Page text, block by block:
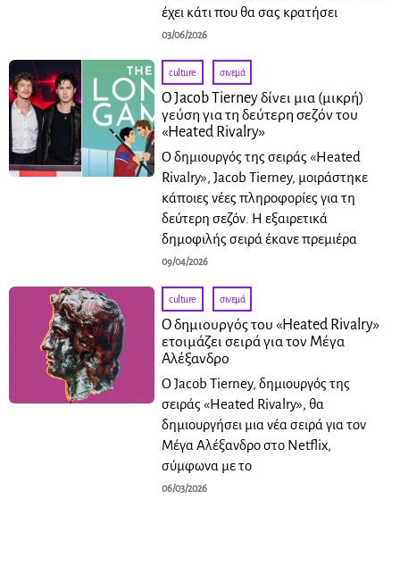
έχει κάτι που θα σας κρατήσει
03/06/2026
culture · σινεμά
Ο Jacob Tierney δίνει μια (μικρή)
γεύση για τη δεύτερη σεζόν του
«Heated Rivalry»
Ο δημιουργός της σειράς «Heated
Rivalry», Jacob Tierney, μοιράστηκε
κάποιες νέες πληροφορίες για τη
δεύτερη σεζόν. Η εξαιρετικά
δημοφιλής σειρά έκανε πρεμιέρα
09/04/2026
culture · σινεμά
Ο δημιουργός του «Heated Rivalry»
ετοιμάζει σειρά για τον Μέγα
Αλέξανδρο
Ο Jacob Tierney, δημιουργός της
σειράς «Heated Rivalry», θα
δημιουργήσει μια νέα σειρά για τον
Μέγα Αλέξανδρο στο Netflix,
σύμφωνα με το
06/03/2026